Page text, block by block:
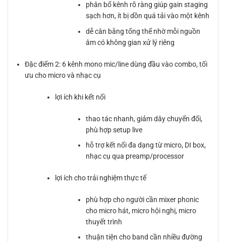
phân bổ kênh rõ ràng giúp gain staging
sạch hơn, ít bị dồn quá tải vào một kênh
dễ cân bằng tổng thể nhờ mỗi nguồn
âm có không gian xử lý riêng
Đặc điểm 2: 6 kênh mono mic/line dùng đầu vào combo, tối
ưu cho micro và nhạc cụ
lợi ích khi kết nối
thao tác nhanh, giảm dây chuyển đổi,
phù hợp setup live
hỗ trợ kết nối đa dạng từ micro, DI box,
nhạc cụ qua preamp/processor
lợi ích cho trải nghiệm thực tế
phù hợp cho người cần mixer phonic
cho micro hát, micro hội nghị, micro
thuyết trình
thuận tiện cho band cần nhiều đường